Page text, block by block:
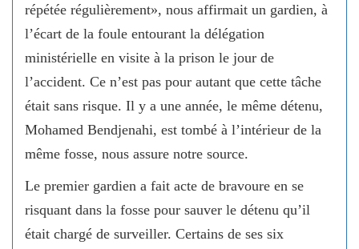
répétée régulièrement», nous affirmait un gardien, à
l’écart de la foule entourant la délégation
ministérielle en visite à la prison le jour de
l’accident. Ce n’est pas pour autant que cette tâche
était sans risque. Il y a une année, le même détenu,
Mohamed Bendjenahi, est tombé à l’intérieur de la
même fosse, nous assure notre source.
Le premier gardien a fait acte de bravoure en se
risquant dans la fosse pour sauver le détenu qu’il
était chargé de surveiller. Certains de ses six